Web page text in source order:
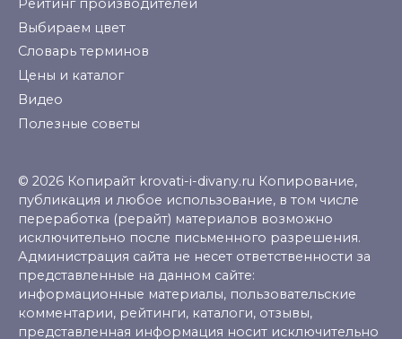
Рейтинг производителей
Выбираем цвет
Словарь терминов
Цены и каталог
Видео
Полезные советы
© 2026 Копирайт krovati-i-divany.ru Копирование,
публикация и любое использование, в том числе
переработка (рерайт) материалов возможно
исключительно после письменного разрешения.
Администрация сайта не несет ответственности за
представленные на данном сайте:
информационные материалы, пользовательские
комментарии, рейтинги, каталоги, отзывы,
представленная информация носит исключительно